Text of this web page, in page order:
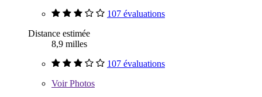
107 évaluations
Distance estimée
8,9 milles
107 évaluations
VoirPhotos